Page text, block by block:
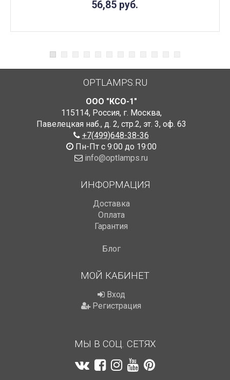
56,85 руб.
OPTLAMPS.RU
ООО "КСО-1"
115114, Россия, г. Москва,
Павелецкая наб., д. 2, стр.2, эт. 3, оф. 63
+7(499)648-38-36
Пн-Пт с 9:00 до 19:00
info@optlamps.ru
ИНФОРМАЦИЯ
Доставка
Оплата
Гарантия
Блог
МОЙ КАБИНЕТ
Вход
Регистрация
МЫ В СОЦ. СЕТЯХ